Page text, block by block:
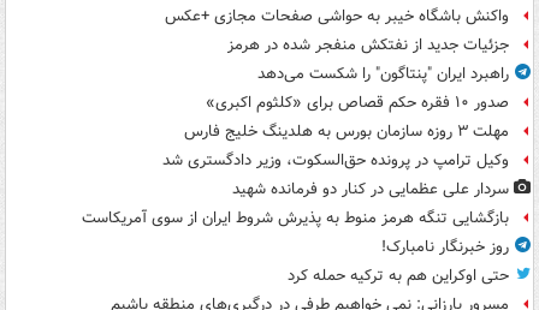
واکنش باشگاه خیبر به حواشی صفحات مجازی +عکس
جزئیات جدید از نفتکش منفجر شده در هرمز
راهبرد ایران "پنتاگون" را شکست می‌دهد
صدور ۱۰ فقره حکم قصاص برای «کلثوم اکبری»
مهلت ۳ روزه سازمان بورس به هلدینگ خلیج فارس
وکیل ترامپ در پرونده حق‌السکوت، وزیر دادگستری شد
سردار علی عظمایی در کنار دو فرمانده شهید
بازگشایی تنگه هرمز منوط به پذیرش شروط ایران از سوی آمریکاست
روز خبرنگار نامبارک!
حتی اوکراین هم به ترکیه حمله کرد
مسرور بارزانی: نمی خواهیم طرفی در درگیری‌های منطقه باشیم